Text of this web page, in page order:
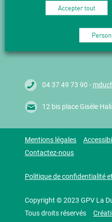
Suivez
à nos
M'abonner
04 37 49 73 90 -
12 bis place Gisèle
Mentions légales
Contactez-nous
Politique de confidentialité
Copyright © 2023 GPV La
Tous droits réservés
Accepter tout